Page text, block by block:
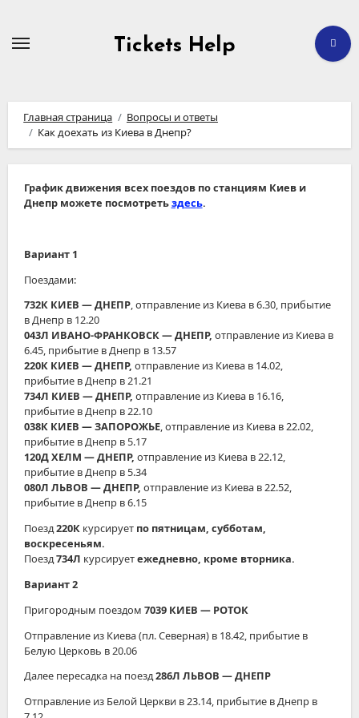
содержимому
Tickets Help
Главная страница
Вопросы и ответы
Как доехать из Киева в Днепр?
График движения всех поездов по станциям Киев и
Днепр можете посмотретьздесь.
Вариант 1
Поездами:
732К КИЕВ ― ДНЕПР, отправление из Киева в 6.30, прибытие
в Днепр в 12.20
043Л ИВАНО-ФРАНКОВСК― ДНЕПР, отправление из Киева в
6.45, прибытие в Днепр в 13.57
220К КИЕВ ― ДНЕПР, отправление из Киева в 14.02,
прибытие в Днепр в 21.21
734Л КИЕВ ― ДНЕПР, отправление из Киева в 16.16,
прибытие в Днепр в 22.10
038К КИЕВ ― ЗАПОРОЖЬЕ, отправление из Киева в 22.02,
прибытие в Днепр в 5.17
120Д ХЕЛМ ― ДНЕПР, отправление из Киева в 22.12,
прибытие в Днепр в 5.34
080Л ЛЬВОВ ― ДНЕПР, отправление из Киева в 22.52,
прибытие в Днепр в 6.15
Поезд220К курсируетпо пятницам, субботам,
воскресеньям.
Поезд734Л курсируетежедневно, кроме вторника.
Вариант 2
Пригородным поездом 7039 КИЕВ ― РОТОК
Отправление из Киева (пл. Северная) в 18.42, прибытие в
Белую Церковь в 20.06
Далее пересадка на поезд286Л ЛЬВОВ ― ДНЕПР
Отправление из Белой Церкви в 23.14, прибытие в Днепр в